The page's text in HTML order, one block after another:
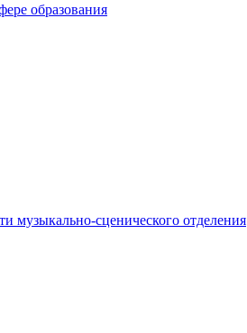
образования
музыкально-сценического отделения